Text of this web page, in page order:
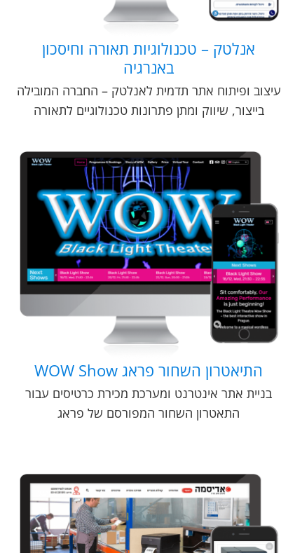
אנלטק – טכנולוגיות תאורה וחיסכון
באנרגיה
עיצוב ופיתוח אתר תדמית לאנלטק – החברה המובילה
בייצור, שיווק ומתן פתרונות טכנולוגיים לתאורה
התיאטרון השחור פראג WOW Show
בניית אתר אינטרנט ומערכת מכירת כרטיסים עבור
התאטרון השחור המפורסם של פראג